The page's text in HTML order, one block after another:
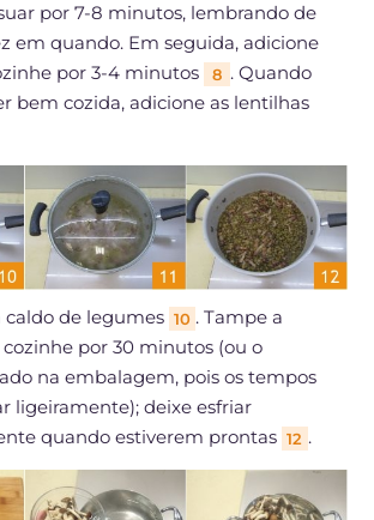
por 7-8 minutos, lembrando de
em quando. Em seguida, adicione
por 3-4 minutos
8 . Quando
bem cozida, adicione as lentilhas
caldo de legumes 10 . Tampe a
cozinhe por 30 minutos (ou o
na embalagem, pois os tempos
ligeiramente); deixe esfriar
quando estiverem prontas 12 .